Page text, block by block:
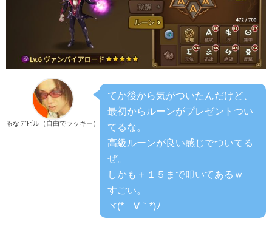
るなデビル（自由でラッキー）
てか後から気がついたんだけど、
最初からルーンがプレゼントつい
てるな。
高級ルーンが良い感じでついてる
ぜ。
しかも＋１５まで叩いてあるｗ
すごい。
ヾ(*´∀｀*)ﾉ